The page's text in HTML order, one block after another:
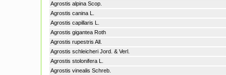
Agrostis alpina Scop.
Agrostis canina L.
Agrostis capillaris L.
Agrostis gigantea Roth
Agrostis rupestris All.
Agrostis schleicheri Jord. & Verl.
Agrostis stolonifera L.
Agrostis vinealis Schreb.